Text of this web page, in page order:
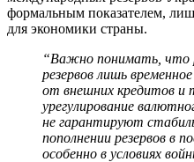
формальным показателем,
для экономики страны.
“Важно понимать, что
резервов лишь
от внешних кредитов и
урегулирование
не гарантируют
пополнении резервов в
особенно в условиях